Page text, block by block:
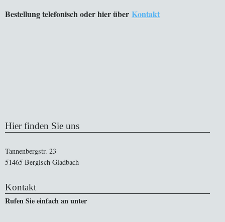
Bestellung telefonisch oder hier über Kontakt
Hier finden Sie uns
Tannenbergstr. 23
51465 Bergisch Gladbach
Kontakt
Rufen Sie einfach an unter